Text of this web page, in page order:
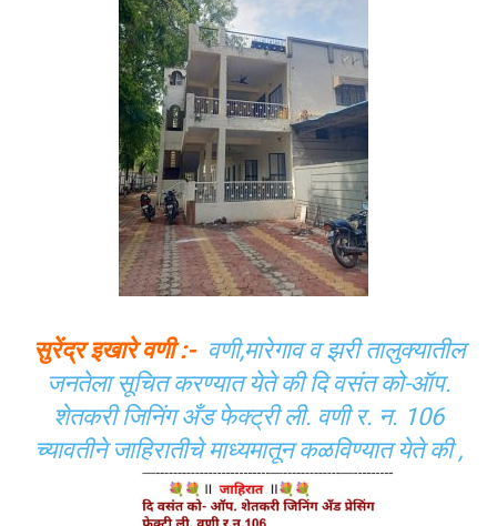
सुरेंद्र इखारे वणी :- वणी,मारेगाव व झरी तालुक्यातील
जनतेला सूचित करण्यात येते की दि वसंत को-ऑप.
शेतकरी जिनिंग अँड फेक्ट्री ली. वणी र. न. 106
च्यावतीने जाहिरातीचे माध्यमातून कळविण्यात येते की ,